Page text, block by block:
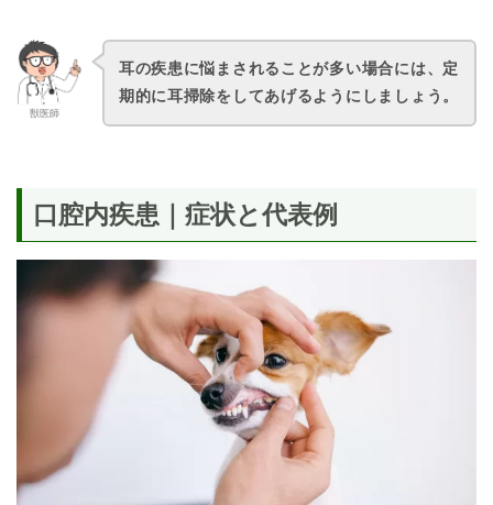
獣医師
耳の疾患に悩まされることが多い場合には、定
期的に耳掃除をしてあげるようにしましょう。
口腔内疾患｜症状と代表例